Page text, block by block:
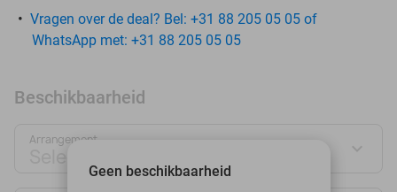
Vragen over de deal? Bel: +31 88 205 05 05 of
WhatsApp met: +31 88 205 05 05
Beschikbaarheid
Arrangement
Selecteer jouw deal
Geen beschikbaarheid